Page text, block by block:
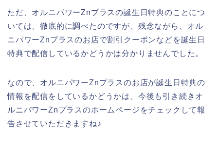
ただ、オルニパワーZnプラスの誕生日特典のことにつ
いては、徹底的に調べたのですが、残念ながら、オル
ニパワーZnプラスのお店で割引クーポンなどを誕生日
特典で配信しているかどうかは分かりませんでした。
なので、オルニパワーZnプラスのお店が誕生日特典の
情報を配信をしているかどうかは、今後も引き続きオ
ルニパワーZnプラスのホームページをチェックして報
告させていただきますね♪